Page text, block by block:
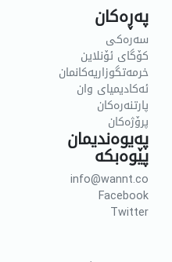
پەڕەکان
سەرەکی
کۆگای ئۆنلاین
خرمەتگوزاریەکانمان
ئەکادیمیای وان
پارتنەرەکان
پرۆژەکان
پەیوەندیمان
پێوەبکە
info@wannt.co
Facebook
Twitter